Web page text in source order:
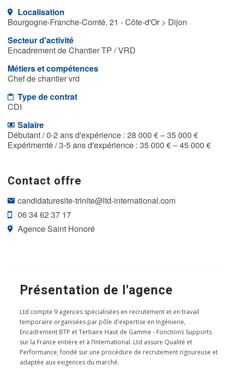
Localisation
Bourgogne-Franche-Comté, 21 - Côte-d'Or > Dijon
Secteur d'activité
Encadrement de Chantier TP / VRD
Métiers et compétences
Chef de chantier vrd
Type de contrat
CDI
Salaire
Débutant / 0-2 ans d'expérience : 28 000 € – 35 000 €
Expérimenté / 3-5 ans d'expérience : 35 000 € – 45 000 €
Contact offre
candidaturesite-trinite@ltd-international.com
06 34 62 37 17
Agence Saint Honoré
Présentation de l'agence
Ltd compte 9 agences spécialisées en recrutement et en travail
temporaire organisées par pôle d'expertise en Ingénierie,
Encadrement BTP et Tertiaire Haut de Gamme - Fonctions Supports
sur la France entière et à l’International. Ltd assure Qualité et
Performance, fondé sur une procédure de recrutement rigoureuse et
adaptée aux exigences du marché.